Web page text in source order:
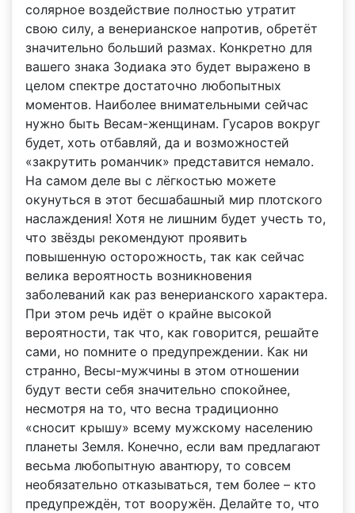
солярное воздействие полностью утратит
свою силу, а венерианское напротив, обретёт
значительно больший размах. Конкретно для
вашего знака Зодиака это будет выражено в
целом спектре достаточно любопытных
моментов. Наиболее внимательными сейчас
нужно быть Весам-женщинам. Гусаров вокруг
будет, хоть отбавляй, да и возможностей
«закрутить романчик» представится немало.
На самом деле вы с лёгкостью можете
окунуться в этот бесшабашный мир плотского
наслаждения! Хотя не лишним будет учесть то,
что звёзды рекомендуют проявить
повышенную осторожность, так как сейчас
велика вероятность возникновения
заболеваний как раз венерианского характера.
При этом речь идёт о крайне высокой
вероятности, так что, как говорится, решайте
сами, но помните о предупреждении. Как ни
странно, Весы-мужчины в этом отношении
будут вести себя значительно спокойнее,
несмотря на то, что весна традиционно
«сносит крышу» всему мужскому населению
планеты Земля. Конечно, если вам предлагают
весьма любопытную авантюру, то совсем
необязательно отказываться, тем более – кто
предупреждён, тот вооружён. Делайте то, что